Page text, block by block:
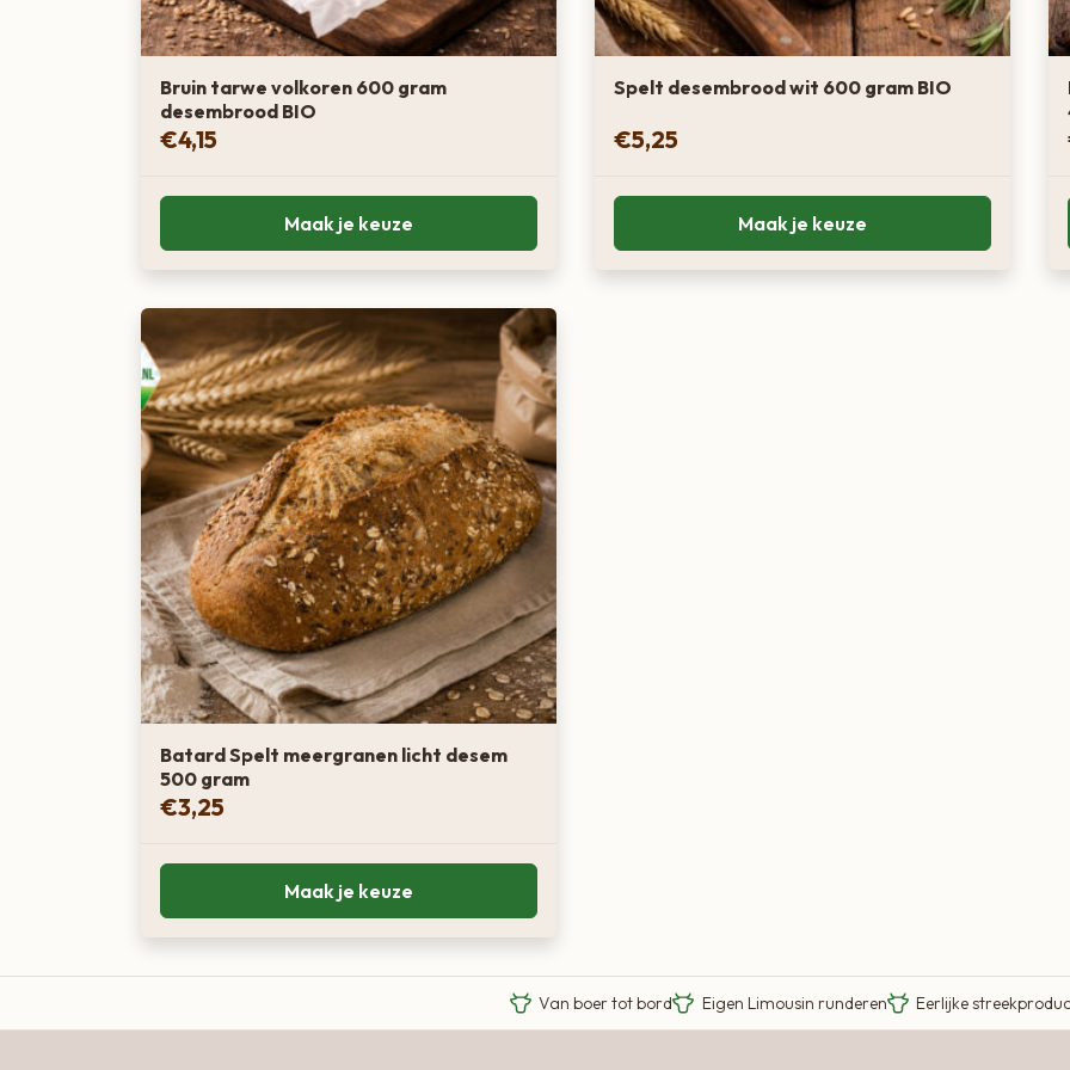
Bruin tarwe volkoren 600 gram
desembrood BIO
€4,15
Maak je keuze
Spelt desembrood wit 600 gram BIO
€5,25
Maak je keuze
Batard Spelt meergranen licht desem
500 gram
€3,25
Maak je keuze
Van boer tot bord Eigen Limousin runderen Eerlijke